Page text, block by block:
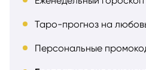
Таро-прогноз на
Персональные